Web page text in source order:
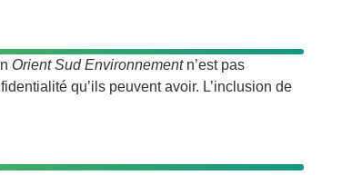
Orient Sud Environnementn’est pas
qu’ils peuvent avoir. L’inclusion de